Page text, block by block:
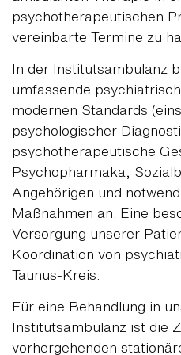
psychotherapeutischen
vereinbarte Termine zu
In der Institutsambulanz
umfassende
modernen Standards
psychologischer
psychotherapeutische
Psychopharmaka,
Angehörigen und
Maßnahmen an. Eine
Versorgung unserer
Koordination von
Taunus-Kreis.
Für eine Behandlung in
Institutsambulanz ist die
vorhergehenden